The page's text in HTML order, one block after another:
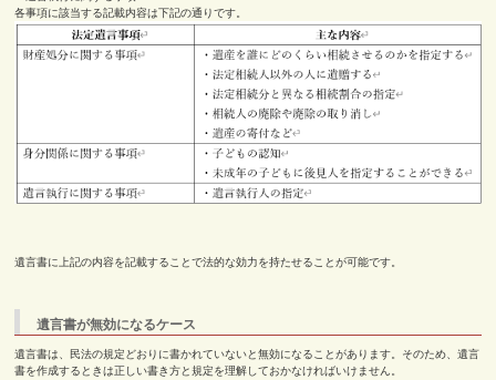
各事項に該当する記載内容は下記の通りです。
遺言書に上記の内容を記載することで法的な効力を持たせることが可能です。
遺言書が無効になるケース
遺言書は、民法の規定どおりに書かれていないと無効になることがあります。そのため、遺言
書を作成するときは正しい書き方と規定を理解しておかなければいけません。